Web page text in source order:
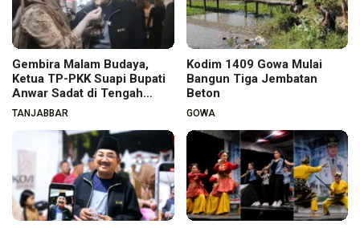
Gembira Malam Budaya,
Ketua TP-PKK Suapi Bupati
Anwar Sadat di Tengah
Warga
TANJABBAR
Kodim 1409 Gowa Mulai
Bangun Tiga Jembatan
Beton
GOWA